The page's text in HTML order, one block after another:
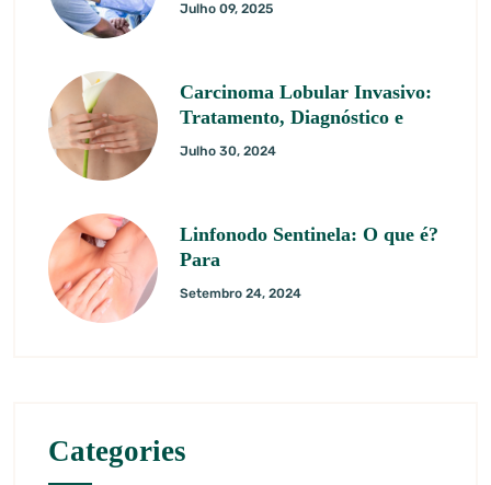
Julho 09, 2025
Carcinoma Lobular Invasivo:
Tratamento, Diagnóstico e
Julho 30, 2024
Linfonodo Sentinela: O que é?
Para
Setembro 24, 2024
Categories